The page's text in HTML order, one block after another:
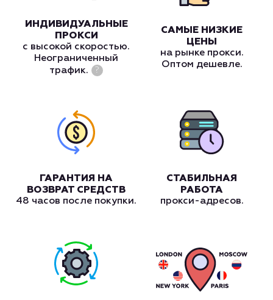
ИНДИВИДУАЛЬНЫЕ
ПРОКСИ
с высокой скоростью.
Неограниченный
трафик.
?
САМЫЕ НИЗКИЕ
ЦЕНЫ
на рынке прокси.
Оптом дешевле.
ГАРАНТИЯ НА
ВОЗВРАТ СРЕДСТВ
48 часов после покупки.
СТАБИЛЬНАЯ
РАБОТА
прокси-адресов.